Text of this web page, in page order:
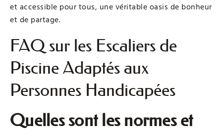
et accessible pour tous, une véritable oasis de bonheur
et de partage.
FAQ sur les Escaliers de
Piscine Adaptés aux
Personnes Handicapées
Quelles sont les normes et